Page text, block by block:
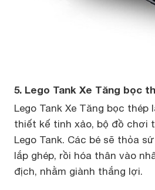
5. Lego Tank Xe Tăng bọc
Lego Tank Xe Tăng bọc
thiết kế tinh xảo, bộ đồ chơi
Lego Tank. Các bé sẽ thỏa
lắp ghép, rồi hóa thân vào
địch, nhằm giành thắng lợi.